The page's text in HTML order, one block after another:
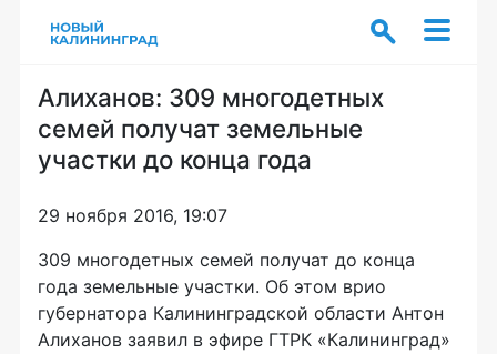
Алиханов: 309 многодетных
семей получат земельные
участки до конца года
29 ноября 2016, 19:07
309 многодетных семей получат до конца
года земельные участки. Об этом врио
губернатора Калининградской области Антон
Алиханов заявил в эфире ГТРК «Калининград»